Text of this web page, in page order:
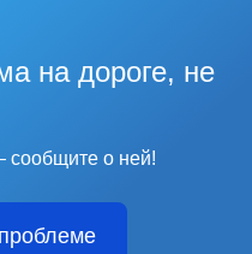
на дороге, не
сообщите о ней!